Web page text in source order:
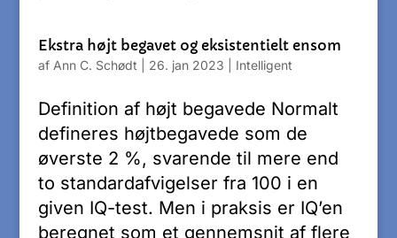
Ekstra højt begavet og eksistentielt ensom
af Ann C. Schødt 26. jan 2023 Intelligent
Definition af højt begavede Normalt
defineres højtbegavede som de
øverste 2 %, svarende til mere end
to standardafvigelser fra 100 i en
given IQ-test. Men i praksis er IQ’en
beregnet som et gennemsnit af flere